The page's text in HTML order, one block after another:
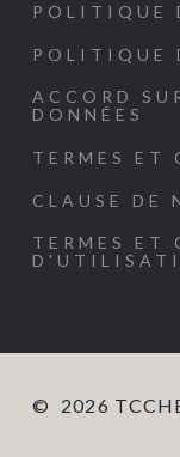
POLITIQUE
POLITIQUE
ACCORD
DONNÉES
TERMES ET
CLAUSE DE
TERMES ET
© 2026